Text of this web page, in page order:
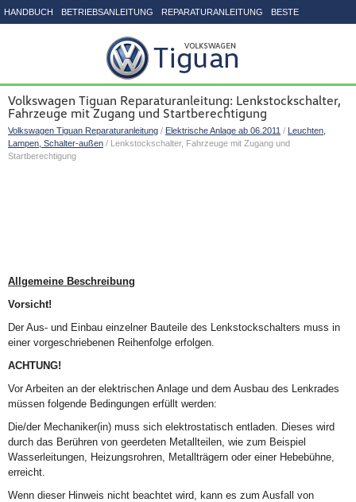
HANDBUCH BETRIEBSANLEITUNG REPARATURANLEITUNG BESTE
Volkswagen Tiguan Reparaturanleitung: Lenkstockschalter,
Fahrzeuge mit Zugang und Startberechtigung
Volkswagen Tiguan Reparaturanleitung / Elektrische Anlage ab 06.2011 / Leuchten,
Lampen, Schalter-außen / Lenkstockschalter, Fahrzeuge mit Zugang und
Startberechtigung
Allgemeine Beschreibung
Vorsicht!
Der Aus- und Einbau einzelner Bauteile des Lenkstockschalters muss in
einer vorgeschriebenen Reihenfolge erfolgen.
ACHTUNG!
Vor Arbeiten an der elektrischen Anlage und dem Ausbau des Lenkrades
müssen folgende Bedingungen erfüllt werden:
Die/der Mechaniker(in) muss sich elektrostatisch entladen. Dieses wird
durch das Berühren von geerdeten Metallteilen, wie zum Beispiel
Wasserleitungen, Heizungsrohren, Metallträgern oder einer Hebebühne,
erreicht.
Wenn dieser Hinweis nicht beachtet wird, kann es zum Ausfall von